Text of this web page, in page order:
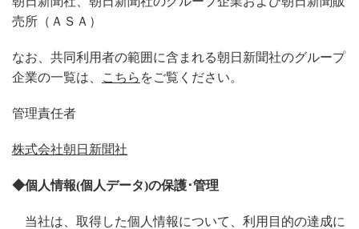
売所（ＡＳＡ）
なお、共同利用者の範囲に含まれる朝日新聞社のグループ
企業の一覧は、
こちら をご覧ください。
管理責任者
株式会社朝日新聞社
◆個人情報(個人データ)の保護･管理
当社は、取得した個人情報について、利用目的の達成に